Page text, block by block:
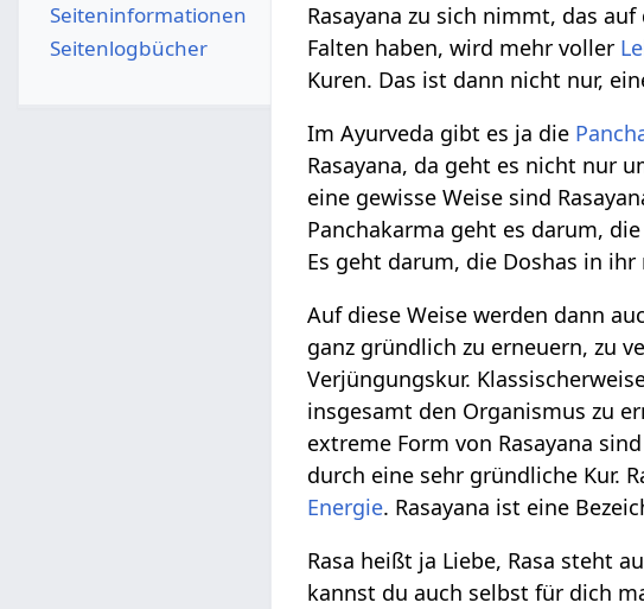
Rasayana zu sich nimmt, das
Falten haben, wird mehr voller
Kuren. Das ist dann nicht nur,
Im Ayurveda gibt es ja die
Rasayana, da geht es nicht nur
eine gewisse Weise sind
Panchakarma geht es darum,
Es geht darum, die Doshas in
Auf diese Weise werden dann
ganz gründlich zu erneuern, zu
Verjüngungskur.
insgesamt den Organismus zu
extreme Form von Rasayana
durch eine sehr gründliche Kur.
Energie. Rasayana ist eine
Rasa heißt ja Liebe, Rasa steht
kannst du auch selbst für dich
Seiten­­informationen
Seitenlogbücher